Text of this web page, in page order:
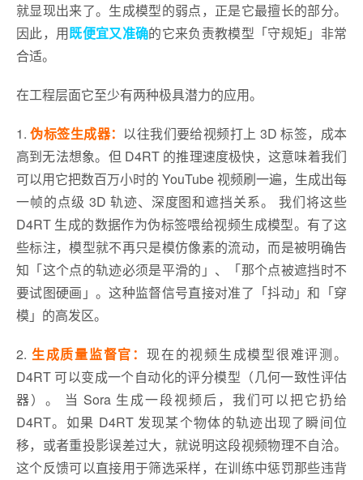
就显现出来了。生成模型的弱点，正是它最擅长的部分。
因此，用既便宜又准确的它来负责教模型「守规矩」非常
合适。
在工程层面它至少有两种极具潜力的应用。
1.伪标签生成器： 以往我们要给视频打上 3D 标签，成本
高到无法想象。但 D4RT 的推理速度极快，这意味着我们
可以用它把数百万小时的 YouTube 视频刷一遍，生成出每
一帧的点级 3D 轨迹、深度图和遮挡关系。 我们将这些
D4RT 生成的数据作为伪标签喂给视频生成模型。有了这
些标注，模型就不再只是模仿像素的流动，而是被明确告
知「这个点的轨迹必须是平滑的」、「那个点被遮挡时不
要试图硬画」。这种监督信号直接对准了「抖动」和「穿
模」的高发区。
2. 生成质量监督官： 现在的视频生成模型很难评测。
D4RT 可以变成一个自动化的评分模型（几何一致性评估
器）。 当 Sora 生成一段视频后，我们可以把它扔给
D4RT。如果 D4RT 发现某个物体的轨迹出现了瞬间位
移，或者重投影误差过大，就说明这段视频物理不自洽。
这个反馈可以直接用于筛选采样，在训练中惩罚那些违背